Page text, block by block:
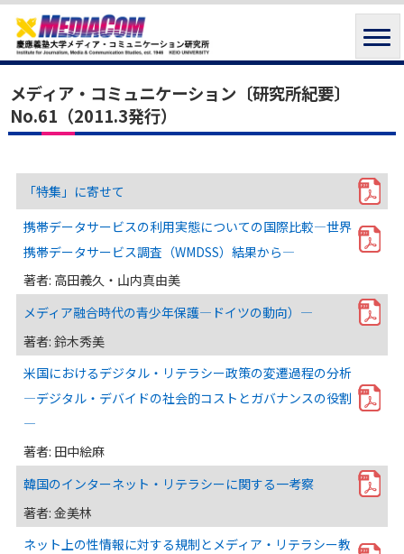
メディア・コミュニケーション〔研究所紀要〕
No.61（2011.3発行）
「特集」に寄せて
携帯データサービスの利用実態についての国際比較―世界
携帯データサービス調査（WMDSS）結果から―
著者: 高田義久・山内真由美
メディア融合時代の青少年保護―ドイツの動向）―
著者: 鈴木秀美
米国におけるデジタル・リテラシー政策の変遷過程の分析
―デジタル・デバイドの社会的コストとガバナンスの役割
―
著者: 田中絵麻
韓国のインターネット・リテラシーに関する一考察
著者: 金美林
ネット上の性情報に対する規制とメディア・リテラシー教